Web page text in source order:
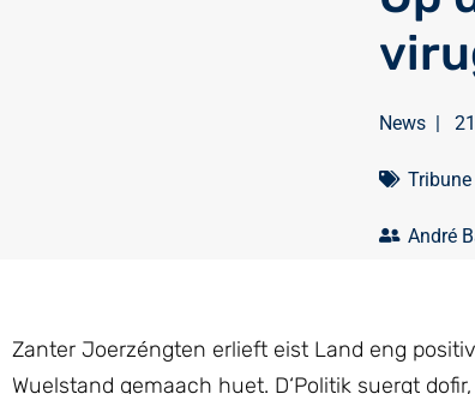
News|
André
Zanter Joerzéngten erlieft eist Land eng
Wuelstand gemaach huet. D‘Politik suergt